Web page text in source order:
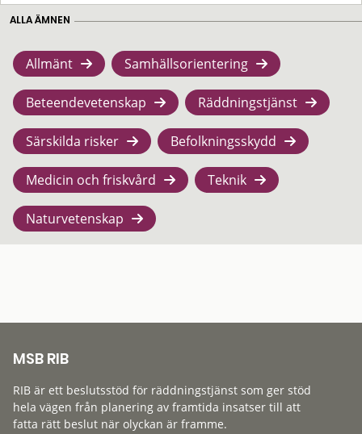
ALLA ÄMNEN
Allmänt Samhällsorientering
Beteendevetenskap Räddningstjänst
Särskilda risker Befolkningsskydd
Medicin och friskvård Teknik
Naturvetenskap
MSB RIB
RIB är ett beslutsstöd för räddningstjänst som ger stöd
hela vägen från planering av framtida insatser till att
fatta rätt beslut när olyckan är framme.